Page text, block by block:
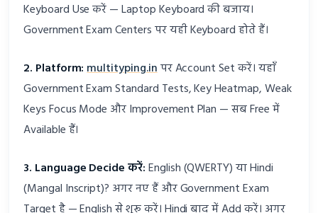
Keyboard Use करें — Laptop Keyboard की बजाय।
Government Exam Centers पर यही Keyboard होते हैं।
2. Platform: multityping.inपर Account Set करें। यहाँ
Government Exam Standard Tests, Key Heatmap, Weak
Keys Focus Mode और Improvement Plan — सब Free में
Available हैं।
3. Language Decide करें:English (QWERTY) या Hindi
(Mangal Inscript)? अगर नए हैं और Government Exam